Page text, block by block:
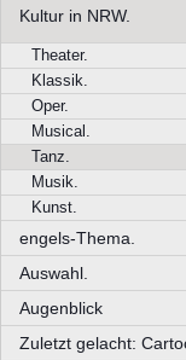
Kultur in NRW.
Theater.
Klassik.
Oper.
Musical.
Tanz.
Musik.
Kunst.
engels-Thema.
Auswahl.
Augenblick
Zuletzt gelacht: